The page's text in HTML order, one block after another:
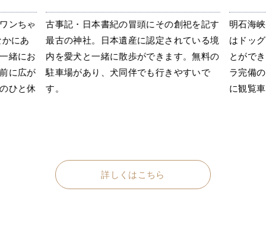
ンちゃ
にあ
緒にお
に広が
ひと休
古事記・日本書紀の冒頭にその創祀を記す
最古の神社。日本遺産に認定されている境
内を愛犬と一緒に散歩ができます。無料の
駐車場があり、犬同伴でも行きやすいで
す。
明石海
はドッ
とがで
ラ完備
に観覧
詳しくはこちら